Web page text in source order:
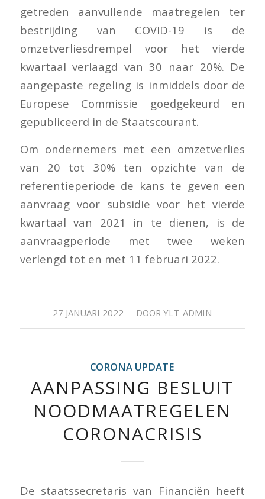
getreden aanvullende maatregelen ter
bestrijding van COVID-19 is de
omzetverliesdrempel voor het vierde
kwartaal verlaagd van 30 naar 20%. De
aangepaste regeling is inmiddels door de
Europese Commissie goedgekeurd en
gepubliceerd in de Staatscourant.
Om ondernemers met een omzetverlies
van 20 tot 30% ten opzichte van de
referentieperiode de kans te geven een
aanvraag voor subsidie voor het vierde
kwartaal van 2021 in te dienen, is de
aanvraagperiode met twee weken
verlengd tot en met 11 februari 2022.
27 JANUARI 2022
/ DOORYLT-ADMIN
CORONA UPDATE
AANPASSING BESLUIT
NOODMAATREGELEN
CORONACRISIS
De staatssecretaris van Financiën heeft